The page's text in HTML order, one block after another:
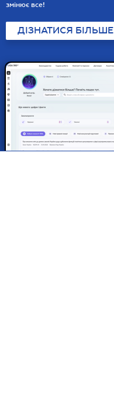
змінює все!
ДІЗНАТИСЯ БІЛЬШЕ